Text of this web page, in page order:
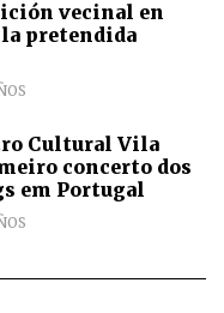
vecinal en
pretendida
Cultural Vila
concerto dos
em Portugal